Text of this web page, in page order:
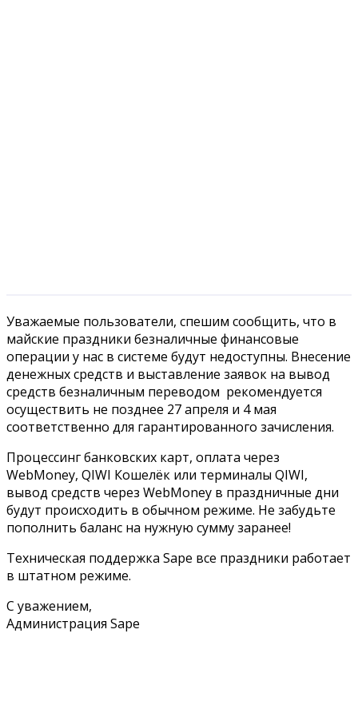
Уважаемые пользователи, спешим сообщить, что в
майские праздники безналичные финансовые
операции у нас в системе будут недоступны. Внесение
денежных средств и выставление заявок на вывод
средств безналичным переводом рекомендуется
осуществить не позднее 27 апреля и 4 мая
соответственно для гарантированного зачисления.
Процессинг банковских карт, оплата через
WebMoney, QIWI Кошелёк или терминалы QIWI,
вывод средств через WebMoney в праздничные дни
будут происходить в обычном режиме. Не забудьте
пополнить баланс на нужную сумму заранее!
Техническая поддержка Sape все праздники работает
в штатном режиме.
С уважением,
Администрация Sape